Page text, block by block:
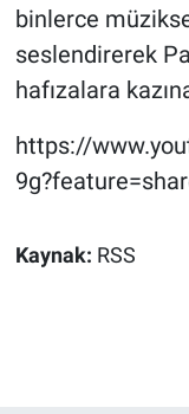
binlerce
seslendirerek
hafızalara
https://
Kaynak: RSS